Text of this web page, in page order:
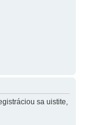
sa uistite,